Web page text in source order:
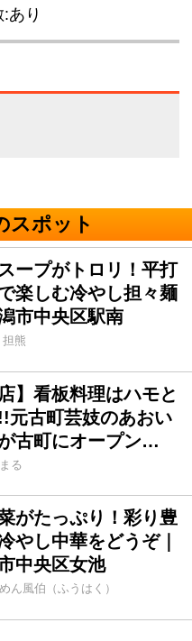
り
スポット
ープがトロリ！平打
楽しむ冷やし担々麺
潟市中央区駅南
熊
店】看板料理はハモと
元古町芸妓のあおい
古町にオープン…
る
がたっぷり！彩り豊
やし中華をどうぞ｜
中央区女池
ん風伯（ふうはく）